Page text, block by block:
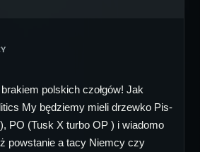
polskich czołgów! Jak
My będziemy mieli drzewko Pis-
PO (Tusk X turbo OP ) i wiadomo
powstanie a tacy Niemcy czy